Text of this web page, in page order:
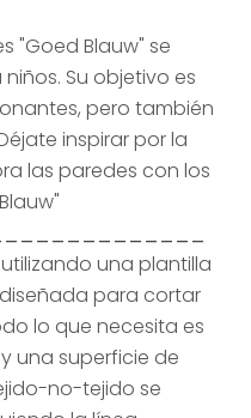
"Goed Blauw" se
Su objetivo es
pero también
inspirar por la
las paredes con los
una plantilla
para cortar
lo que necesita es
una superficie de
no-tejido se